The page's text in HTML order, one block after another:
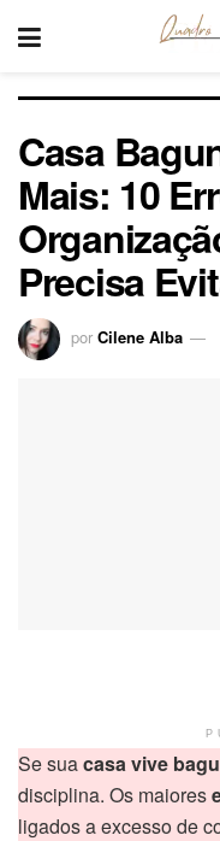
Casa
Mais: 10
Precisa
por Cilene Alba
Se suacasa vive
disciplina. Os maiores
ligados a excesso de